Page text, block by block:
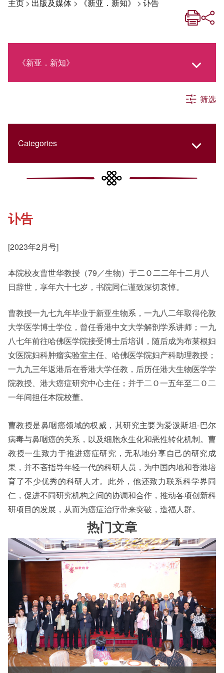
主页> 出版及媒体 > 《新亚．新知》 > 讣告
《新亚．新知》
社交媒体专栏
《新亚简讯》
《新亚书院概览》
影片库
筛选
Categories
College Updates
Cultural Topics
Alumni Connections
讣告
[2023年2月号]
本院校友曹世华教授（79／生物）于二Ｏ二二年十二月八
日辞世，享年六十七岁，书院同仁谨致深切哀悼。
曹教授一九七九年毕业于新亚生物系，一九八二年取得伦敦
大学医学博士学位，曾任香港中文大学解剖学系讲师；一九
八七年前往哈佛医学院接受博士后培训，随后成为布莱根妇
女医院妇科肿瘤实验室主任、哈佛医学院妇产科助理教授；
一九九三年返港后在香港大学任教，后历任港大生物医学学
院教授、港大癌症研究中心主任；并于二Ｏ一五年至二Ｏ二
一年间担任本院校董。
曹教授是鼻咽癌领域的权威，其研究主要为爱泼斯坦-巴尔
病毒与鼻咽癌的关系，以及细胞永生化和恶性转化机制。曹
教授一生致力于推进癌症研究，无私地分享自己的研究成
果，并不吝指导年轻一代的科研人员，为中国内地和香港培
育了不少优秀的科研人才。此外，他还致力联系科学界同
仁，促进不同研究机构之间的协调和合作，推动各项创新科
研项目的发展，从而为癌症治疗带来突破，造福人群。
热门文章